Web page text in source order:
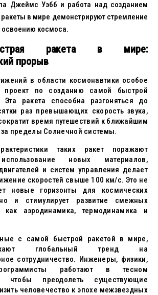
Джеймс Уэбб и работа над созданием
в мире демонстрируют стремление
освоению космоса.
ракета в мире:
прорыв
в области космонавтики особое
проект по созданию самой быстрой
ракета способна разгоняться до
раз превышающих скорость звука,
время путешествий к ближайшим
пределы Солнечной системы.
таких ракет поражают
новых материалов,
и систем управления делает
скоростей свыше 100 км/с. Это не
новые горизонты для космических
и стимулирует развитие смежных
как аэродинамика, термодинамика и
с самой быстрой ракетой в мире,
глобальный тренд на
сотрудничество. Инженеры, физики,
работают в тесном
чтобы преодолеть существующие
человечество к эпохе межзвездных